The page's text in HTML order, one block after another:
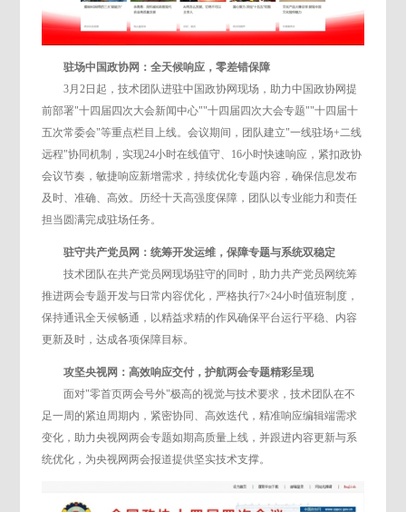
驻场中国政协网：全天候响应，零差错保障
3月2日起，技术团队进驻中国政协网现场，助力中国政协网提
前部署"十四届四次大会新闻中心""十四届四次大会专题""十四届十
五次常委会"等重点栏目上线。会议期间，团队建立"一线驻场+二线
远程"协同机制，实现24小时在线值守、16小时快速响应，紧扣政协
会议节奏，敏捷响应新增需求，持续优化专题内容，确保信息发布
及时、准确、高效。历经十天高强度保障，团队以专业能力和责任
担当圆满完成驻场任务。
驻守共产党员网：统筹开发运维，保障专题与系统双稳定
技术团队在共产党员网现场驻守的同时，助力共产党员网统筹
推进两会专题开发与日常内容优化，严格执行7×24小时值班制度，
保持通讯全天候畅通，以精益求精的作风确保平台运行平稳、内容
更新及时，达成各项保障目标。
攻坚央视网：高效响应交付，护航两会专题精彩呈现
面对"零首页两会号外"极高的视觉与技术要求，技术团队在不
足一周的紧迫周期内，紧密协同、高效迭代，精准响应编辑端需求
变化，助力央视网两会专题如期高质量上线，并跟进内容更新与系
统优化，为央视网两会报道提供坚实技术支撑。